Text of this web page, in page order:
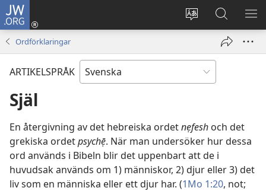
JW.ORG
Ändra
webbplatsens
Logga
fönster)
Sök
på
jw.org
Ordförklaringar
ARTIKELSPRÅK
Själ
En återgivning av det hebreiska ordetnẹfesh och det
grekiska ordetpsychẹ̄. När man undersöker hur dessa
ord används i Bibeln blir det uppenbart att de i
huvudsak används om 1) människor, 2) djur eller 3) det
liv som en människa eller ett djur har. (1Mo 1:20, not;